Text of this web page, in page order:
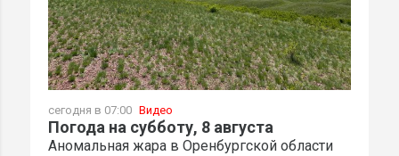
сегодня в 07:00 Видео
Погода на субботу, 8 августа
Аномальная жара в Оренбургской области